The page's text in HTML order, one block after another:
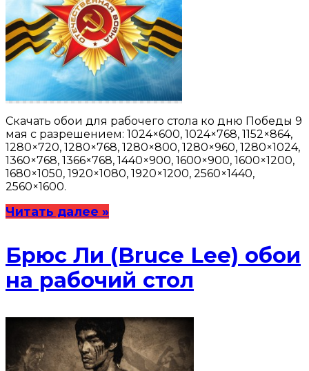
Скачать обои для рабочего стола ко дню Победы 9
мая с разрешением: 1024×600, 1024×768, 1152×864,
1280×720, 1280×768, 1280×800, 1280×960, 1280×1024,
1360×768, 1366×768, 1440×900, 1600×900, 1600×1200,
1680×1050, 1920×1080, 1920×1200, 2560×1440,
2560×1600.
Читать далее »
Брюс Ли (Bruce Lee) обои
на рабочий стол